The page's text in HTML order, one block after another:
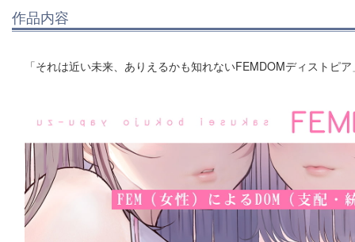
作品内容
「それは近い未来、ありえるかも知れないFEMDOMディストピア